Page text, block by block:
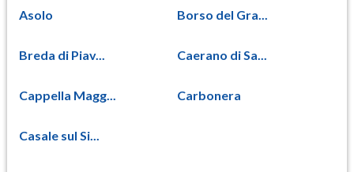
Asolo Borso del Gra...
Breda di Piav... Caerano di Sa...
Cappella Magg... Carbonera
Casale sul Si...